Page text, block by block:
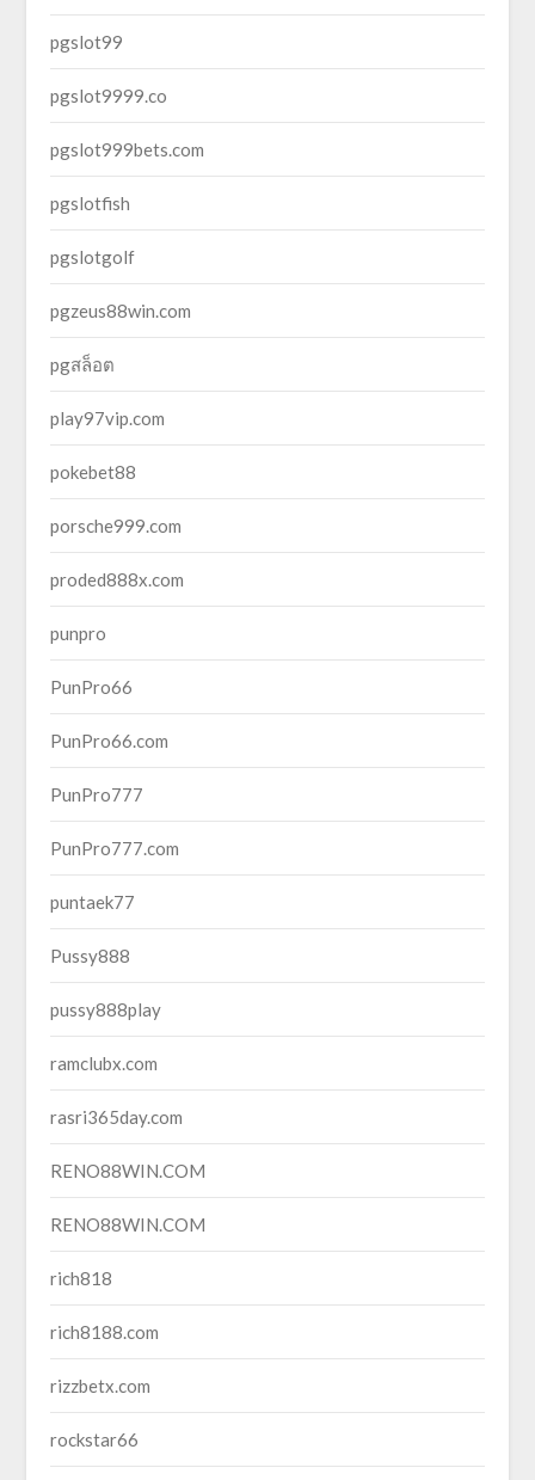
pgslot99
pgslot9999.co
pgslot999bets.com
pgslotfish
pgslotgolf
pgzeus88win.com
pgสล็อต
play97vip.com
pokebet88
porsche999.com
proded888x.com
punpro
PunPro66
PunPro66.com
PunPro777
PunPro777.com
puntaek77
Pussy888
pussy888play
ramclubx.com
rasri365day.com
RENO88WIN.COM
RENO88WIN.COM
rich818
rich8188.com
rizzbetx.com
rockstar66